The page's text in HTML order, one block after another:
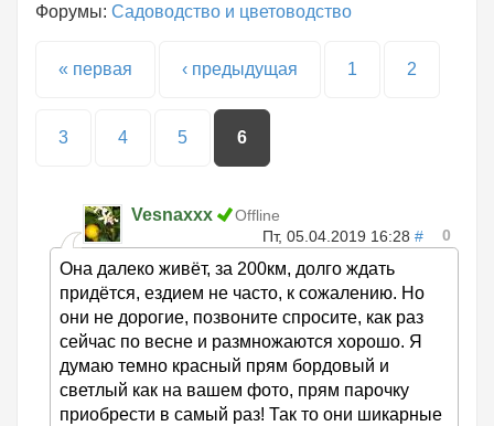
Форумы: Садоводство и цветоводство
Страницы
« первая ‹ предыдущая 1 2
3 4 5 6
Vesnaxxx
Offline
Пт, 05.04.2019 16:28 # 0
Она далеко живёт, за 200км, долго ждать
придётся, ездием не часто, к сожалению. Но
они не дорогие, позвоните спросите, как раз
сейчас по весне и размножаются хорошо. Я
думаю темно красный прям бордовый и
светлый как на вашем фото, прям парочку
приобрести в самый раз! Так то они шикарные